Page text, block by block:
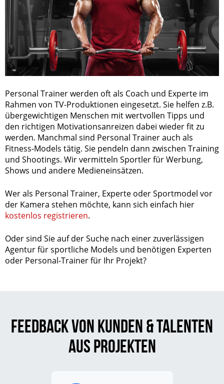
Personal Trainer werden oft als Coach und Experte im
Rahmen von TV-Produktionen eingesetzt. Sie helfen z.B.
übergewichtigen Menschen mit wertvollen Tipps und
den richtigen Motivationsanreizen dabei wieder fit zu
werden. Manchmal sind Personal Trainer auch als
Fitness-Models tätig. Sie pendeln dann zwischen Training
und Shootings. Wir vermitteln Sportler für Werbung,
Shows und andere Medieneinsätzen.
Wer als Personal Trainer, Experte oder Sportmodel vor
der Kamera stehen möchte, kann sich einfach hier
kostenlos registrieren.
Oder sind Sie auf der Suche nach einer zuverlässigen
Agentur für sportliche Models und benötigen Experten
oder Personal-Trainer für Ihr Projekt?
Feedback von Kunden & Talenten
aus Projekten